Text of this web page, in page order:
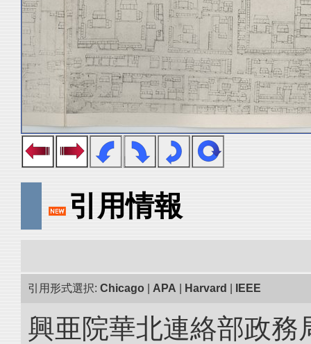
引用情報
引用形式選択: Chicago APA Harvard IEEE
興亜院華北連絡部政務